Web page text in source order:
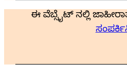
ಈ ವೆಬ್ಸೈಟ್ ನಲ್ಲಿ